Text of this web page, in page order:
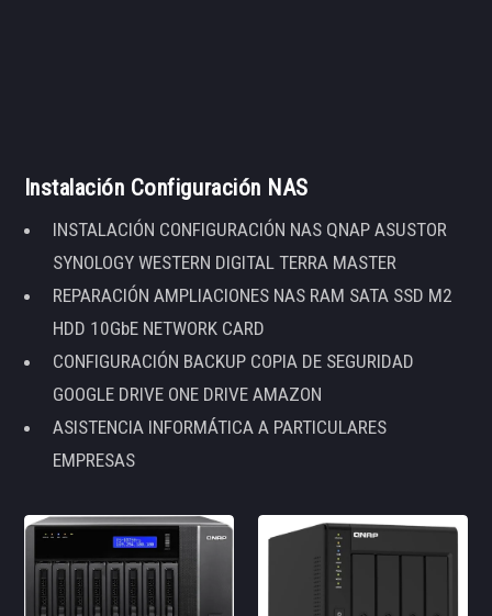
Instalación Configuración NAS
INSTALACIÓN CONFIGURACIÓN NAS QNAP ASUSTOR
SYNOLOGY WESTERN DIGITAL TERRA MASTER
REPARACIÓN AMPLIACIONES NAS RAM SATA SSD M2
HDD 10GbE NETWORK CARD
CONFIGURACIÓN BACKUP COPIA DE SEGURIDAD
GOOGLE DRIVE ONE DRIVE AMAZON
ASISTENCIA INFORMÁTICA A PARTICULARES
EMPRESAS